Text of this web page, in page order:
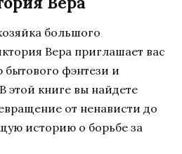
большого
Вера приглашает вас
бытового фэнтези и
этой книге вы найдете
от ненависти до
историю о борьбе за